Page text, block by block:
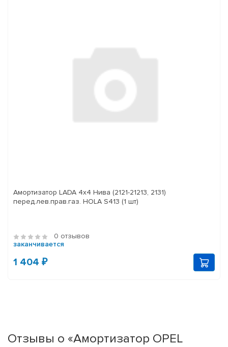
Амортизатор LADA 4x4 Нива (2121-21213, 2131)
перед.лев.прав.газ. HOLA S413 (1 шт)
0 отзывов
заканчивается
1 404 ₽
Отзывы о «Амортизатор OPEL